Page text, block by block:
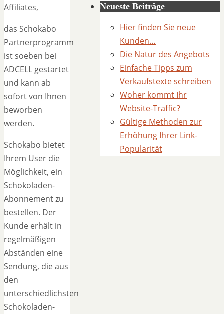
Affiliates,
das Schokabo
Partnerprogramm
ist soeben bei
ADCELL gestartet
und kann ab
sofort von Ihnen
beworben
werden.
Schokabo bietet
Ihrem User die
Möglichkeit, ein
Schokoladen-
Abonnement zu
bestellen. Der
Kunde erhält in
regelmäßigen
Abständen eine
Sendung, die aus
den
unterschiedlichsten
Schokoladen-
Neueste Beiträge
Hier finden Sie neue
Kunden…
Die Natur des Angebots
Einfache Tipps zum
Verkaufstexte schreiben
Woher kommt Ihr
Website-Traffic?
Gültige Methoden zur
Erhöhung Ihrer Link-
Popularität